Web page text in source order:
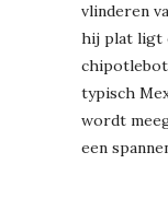
vlinderen
hij plat ligt
typisch
wordt
een